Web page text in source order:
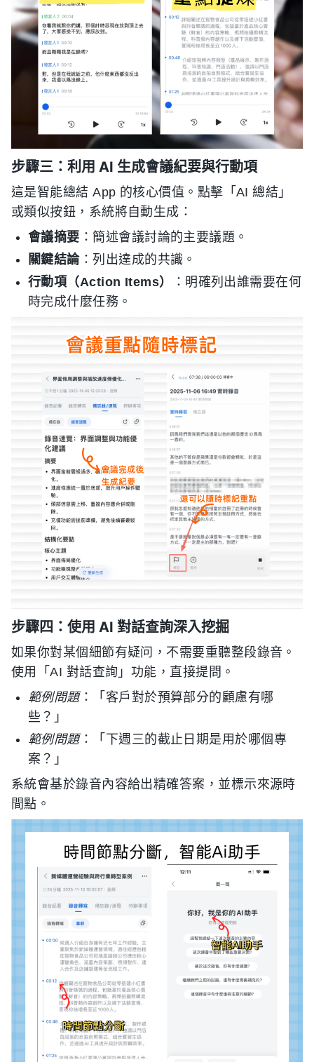
步驟三：利用 AI 生成會議紀要與行動項
這是智能總結 App 的核心價值。點擊「AI 總結」
或類似按鈕，系統將自動生成：
會議摘要 ：簡述會議討論的主要議題。
關鍵結論：列出達成的共識。
行動項（Action Items）
：明確列出誰需要在何
時完成什麼任務。
步驟四：使用 AI 對話查詢深入挖掘
如果你對某個細節有疑问，不需要重聽整段錄音。
使用「AI 對話查詢」功能，直接提問。
範例問題：「客戶對於預算部分的顧慮有哪
些？」
範例問題：「下週三的截止日期是用於哪個專
案？」
系統會基於錄音內容給出精確答案，並標示來源時
間點。